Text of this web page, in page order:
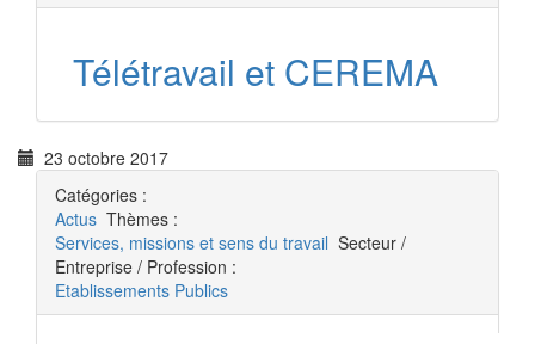
Télétravail et CEREMA
23 octobre 2017
Catégories :
Actus Thèmes :
Services, missions et sens du travail Secteur /
Entreprise / Profession :
Etablissements Publics